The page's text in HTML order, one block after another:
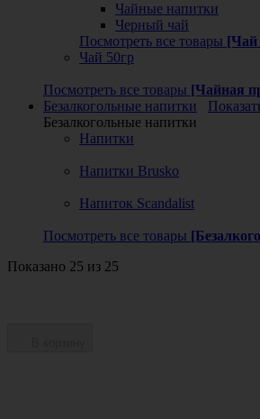
Чайные напитки
Черный чай
Посмотреть все товары [Чай
Чай 50гр
Посмотреть все товары [Чайная
Безалкогольные напитки
Безалкогольные напитки
Напитки
Напитки Brusko
Напиток Scandalist
Посмотреть все товары
Показано 25 из 25